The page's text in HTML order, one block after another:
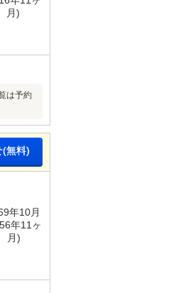
月)
は予約
(無料)
年10月
年11ヶ
月)